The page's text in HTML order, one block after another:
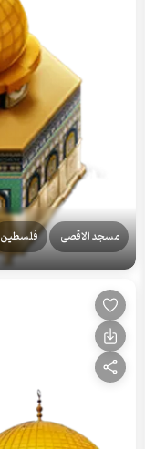
مسجد الاقصی فلسطین